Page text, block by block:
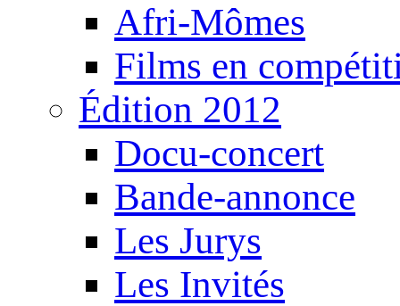
Afri-Mômes
Films en
Édition 2012
Docu-concert
Bande-annonce
Les Jurys
Les Invités